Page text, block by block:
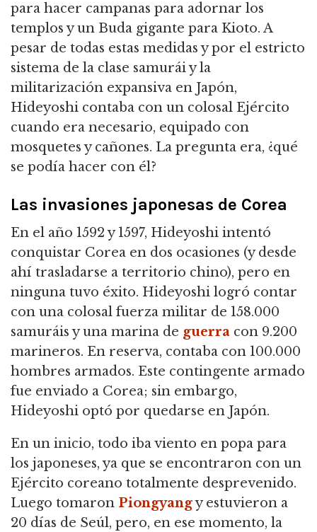
para hacer campanas para adornar los
templos y un Buda gigante para Kioto. A
pesar de todas estas medidas y por el estricto
sistema de la clase samurái y la
militarización expansiva en Japón,
Hideyoshi contaba con un colosal Ejército
cuando era necesario, equipado con
mosquetes y cañones. La pregunta era, ¿qué
se podía hacer con él?
Las invasiones japonesas de Corea
En el año 1592 y 1597, Hideyoshi intentó
conquistar Corea en dos ocasiones (y desde
ahí trasladarse a territorio chino), pero en
ninguna tuvo éxito. Hideyoshi logró contar
con una colosal fuerza militar de 158.000
samuráis y una marina de guerra con 9.200
marineros. En reserva, contaba con 100.000
hombres armados. Este contingente armado
fue enviado a Corea; sin embargo,
Hideyoshi optó por quedarse en Japón.
En un inicio, todo iba viento en popa para
los japoneses, ya que se encontraron con un
Ejército coreano totalmente desprevenido.
Luego tomaron Piongyangy estuvieron a
20 días de Seúl, pero, en ese momento, la